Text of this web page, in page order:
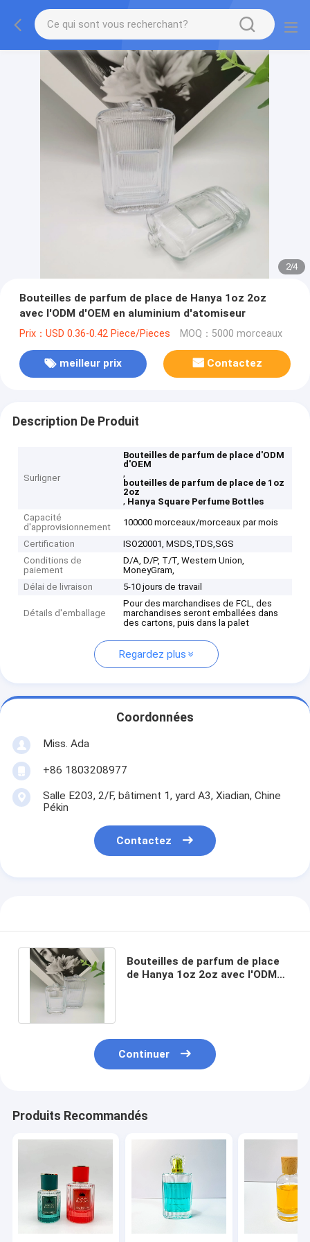
2/4
Bouteilles de parfum de place de Hanya 1oz 2oz
avec l'ODM d'OEM en aluminium d'atomiseur
Prix：USD 0.36-0.42 Piece/Pieces MOQ：5000 morceaux
meilleur prix Contactez
Description De Produit
Surligner
Bouteilles de parfum de place d'ODM
d'OEM
,
bouteilles de parfum de place de 1oz
2oz
, Hanya Square Perfume Bottles
Capacité
d'approvisionnement
100000 morceaux/morceaux par mois
Certification
ISO20001, MSDS,TDS,SGS
Conditions de
paiement
D/A, D/P, T/T, Western Union,
MoneyGram,
Délai de livraison
5-10 jours de travail
Détails d'emballage
Pour des marchandises de FCL, des
marchandises seront emballées dans
des cartons, puis dans la palet
Regardez plus
Coordonnées
Miss. Ada
+86 1803208977
Salle E203, 2/F, bâtiment 1, yard A3, Xiadian, Chine
Pékin
Contactez
Bouteilles de parfum de place
de Hanya 1oz 2oz avec l'ODM
Continuer
Produits Recommandés